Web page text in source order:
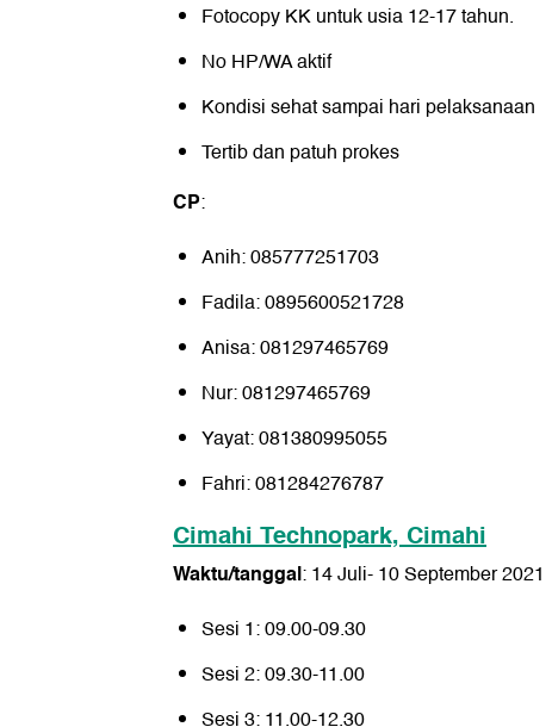
Fotocopy KK untuk usia 12-17 tahun.
No HP/WA aktif
Kondisi sehat sampai hari pelaksanaan
Tertib dan patuh prokes
CP:
Anih: 085777251703
Fadila: 0895600521728
Anisa: 081297465769
Nur: 081297465769
Yayat: 081380995055
Fahri: 081284276787
Cimahi Technopark, Cimahi
Waktu/tanggal: 14 Juli- 10 September 2021
Sesi 1: 09.00-09.30
Sesi 2: 09.30-11.00
Sesi 3: 11.00-12.30